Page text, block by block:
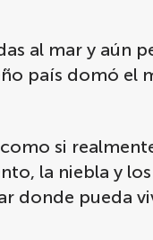
al mar y aún
país domó el
si
la niebla y
donde pueda